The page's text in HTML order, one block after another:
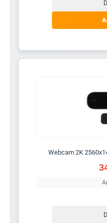
Webcam 2K